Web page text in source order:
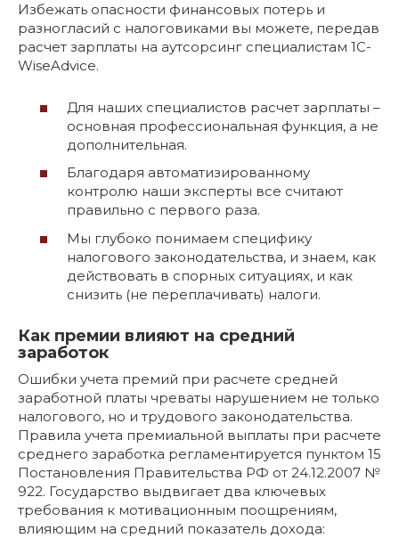
Избежать опасности финансовых потерь и
разногласий с налоговиками вы можете, передав
расчет зарплаты на аутсорсинг специалистам 1С-
WiseAdvice.
Для наших специалистов расчет зарплаты –
основная профессиональная функция, а не
дополнительная.
Благодаря автоматизированному
контролю наши эксперты все считают
правильно с первого раза.
Мы глубоко понимаем специфику
налогового законодательства, и знаем, как
действовать в спорных ситуациях, и как
снизить (не переплачивать) налоги.
Как премии влияют на средний
заработок
Ошибки учета премий при расчете средней
заработной платы чреваты нарушением не только
налогового, но и трудового законодательства.
Правила учета премиальной выплаты при расчете
среднего заработка регламентируется пунктом 15
Постановления Правительства РФ от 24.12.2007 №
922. Государство выдвигает два ключевых
требования к мотивационным поощрениям,
влияющим на средний показатель дохода: